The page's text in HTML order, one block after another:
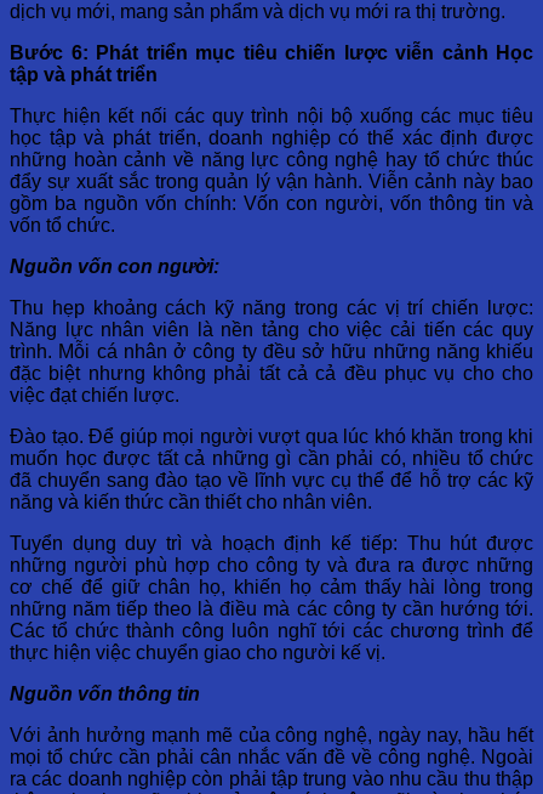
dịch vụ mới, mang sản phẩm và dịch vụ mới ra thị trường.
Bước 6: Phát triển mục tiêu chiến lược viễn cảnh Học
tập và phát triển
Thực hiện kết nối các quy trình nội bộ xuống các mục tiêu
học tập và phát triển, doanh nghiệp có thể xác định được
những hoàn cảnh về năng lực công nghệ hay tổ chức thúc
đẩy sự xuất sắc trong quản lý vận hành. Viễn cảnh này bao
gồm ba nguồn vốn chính: Vốn con người, vốn thông tin và
vốn tổ chức.
Nguồn vốn con người:
Thu hẹp khoảng cách kỹ năng trong các vị trí chiến lược:
Năng lực nhân viên là nền tảng cho việc cải tiến các quy
trình. Mỗi cá nhân ở công ty đều sở hữu những năng khiếu
đặc biệt nhưng không phải tất cả cả đều phục vụ cho cho
việc đạt chiến lược.
Đào tạo. Để giúp mọi người vượt qua lúc khó khăn trong khi
muốn học được tất cả những gì cần phải có, nhiều tổ chức
đã chuyển sang đào tạo về lĩnh vực cụ thể để hỗ trợ các kỹ
năng và kiến thức cần thiết cho nhân viên.
Tuyển dụng duy trì và hoạch định kế tiếp: Thu hút được
những người phù hợp cho công ty và đưa ra được những
cơ chế để giữ chân họ, khiến họ cảm thấy hài lòng trong
những năm tiếp theo là điều mà các công ty cần hướng tới.
Các tổ chức thành công luôn nghĩ tới các chương trình để
thực hiện việc chuyển giao cho người kế vị.
Nguồn vốn thông tin
Với ảnh hưởng mạnh mẽ của công nghệ, ngày nay, hầu hết
mọi tổ chức cần phải cân nhắc vấn đề về công nghệ. Ngoài
ra các doanh nghiệp còn phải tập trung vào nhu cầu thu thập